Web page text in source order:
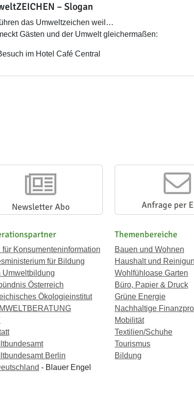
– Slogan
das Umweltzeichen weil…
Gästen und der Umwelt gleichermaßen:
im Hotel Café Central
Newsletter Abo Anfrage per
für Konsumenteninformation
für Bildung
Umweltbildung
Österreich
Ökologieinstitut
Berlin
- Blauer Engel
Themenbereiche
Bauen und Wohnen
Haushalt und
Wohlfühloase Garten
Büro, Papier & Druck
Grüne Energie
Nachhaltige
Mobilität
Textilien/Schuhe
Tourismus
Bildung